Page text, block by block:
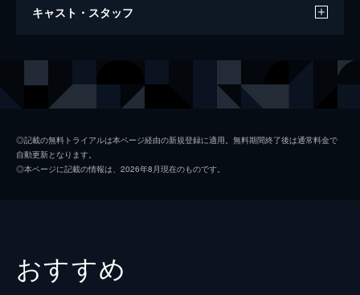
第1話
作品も、編集担当の桐谷朝陽からは厳しいダ
かけ離れた自分の姿に気づき...。
第2話
イケメン美容師・理一から、突然告白され付
き合うことになった華。恋人になって1カ
24分
第3話
キャスト・スタッフ
城戸理一 赤楚衛二
総監督
◎記載の無料トライアルは本ページ経由の新規登録に適用。無料期間終了後は通常料金で
自動更新となります。
◎本ページに記載の情報は、2026年8月現在のものです。
おすすめ